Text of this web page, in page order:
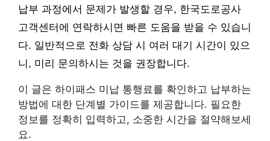
납부 과정에서 문제가 발생할 경우, 한국도로공사
고객센터에 연락하시면 빠른 도움을 받을 수 있습니
다. 일반적으로 전화 상담 시 여러 대기 시간이 있으
니, 미리 문의하시는 것을 권장합니다.
이 글은 하이패스 미납 통행료를 확인하고 납부하는
방법에 대한 단계별 가이드를 제공합니다. 필요한
정보를 정확히 입력하고, 소중한 시간을 절약해보세
요.